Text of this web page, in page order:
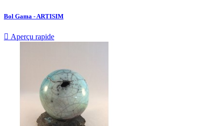
Bol Gama - ARTISIM
 Aperçu rapide